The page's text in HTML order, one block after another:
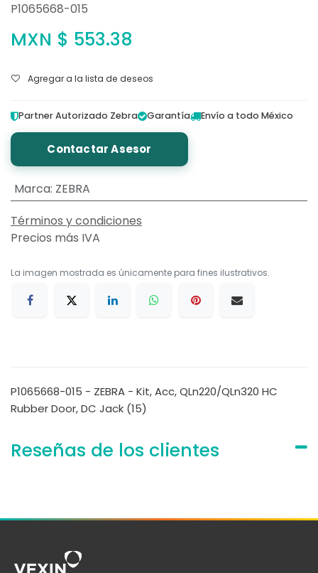
P1065668-015
MXN $ 553.38
Agregar a la lista de deseos
Partner Autorizado Zebra Garantía Envío a todo México
Contactar Asesor
Marca: ZEBRA
Términos y condiciones
Precios más IVA
La imagen mostrada es únicamente para fines ilustrativos.
P1065668-015 - ZEBRA - Kit, Acc, QLn220/QLn320 HC
Rubber Door, DC Jack (15)
Reseñas de los clientes